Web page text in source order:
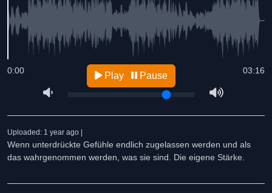
03:16
0:00 Play Pause
Uploaded: 1 year ago |
Wenn unterdrückte Gefühle endlich zugelassen werden und als
das wahrgenommen werden, was sie sind. Die eigene Stärke.